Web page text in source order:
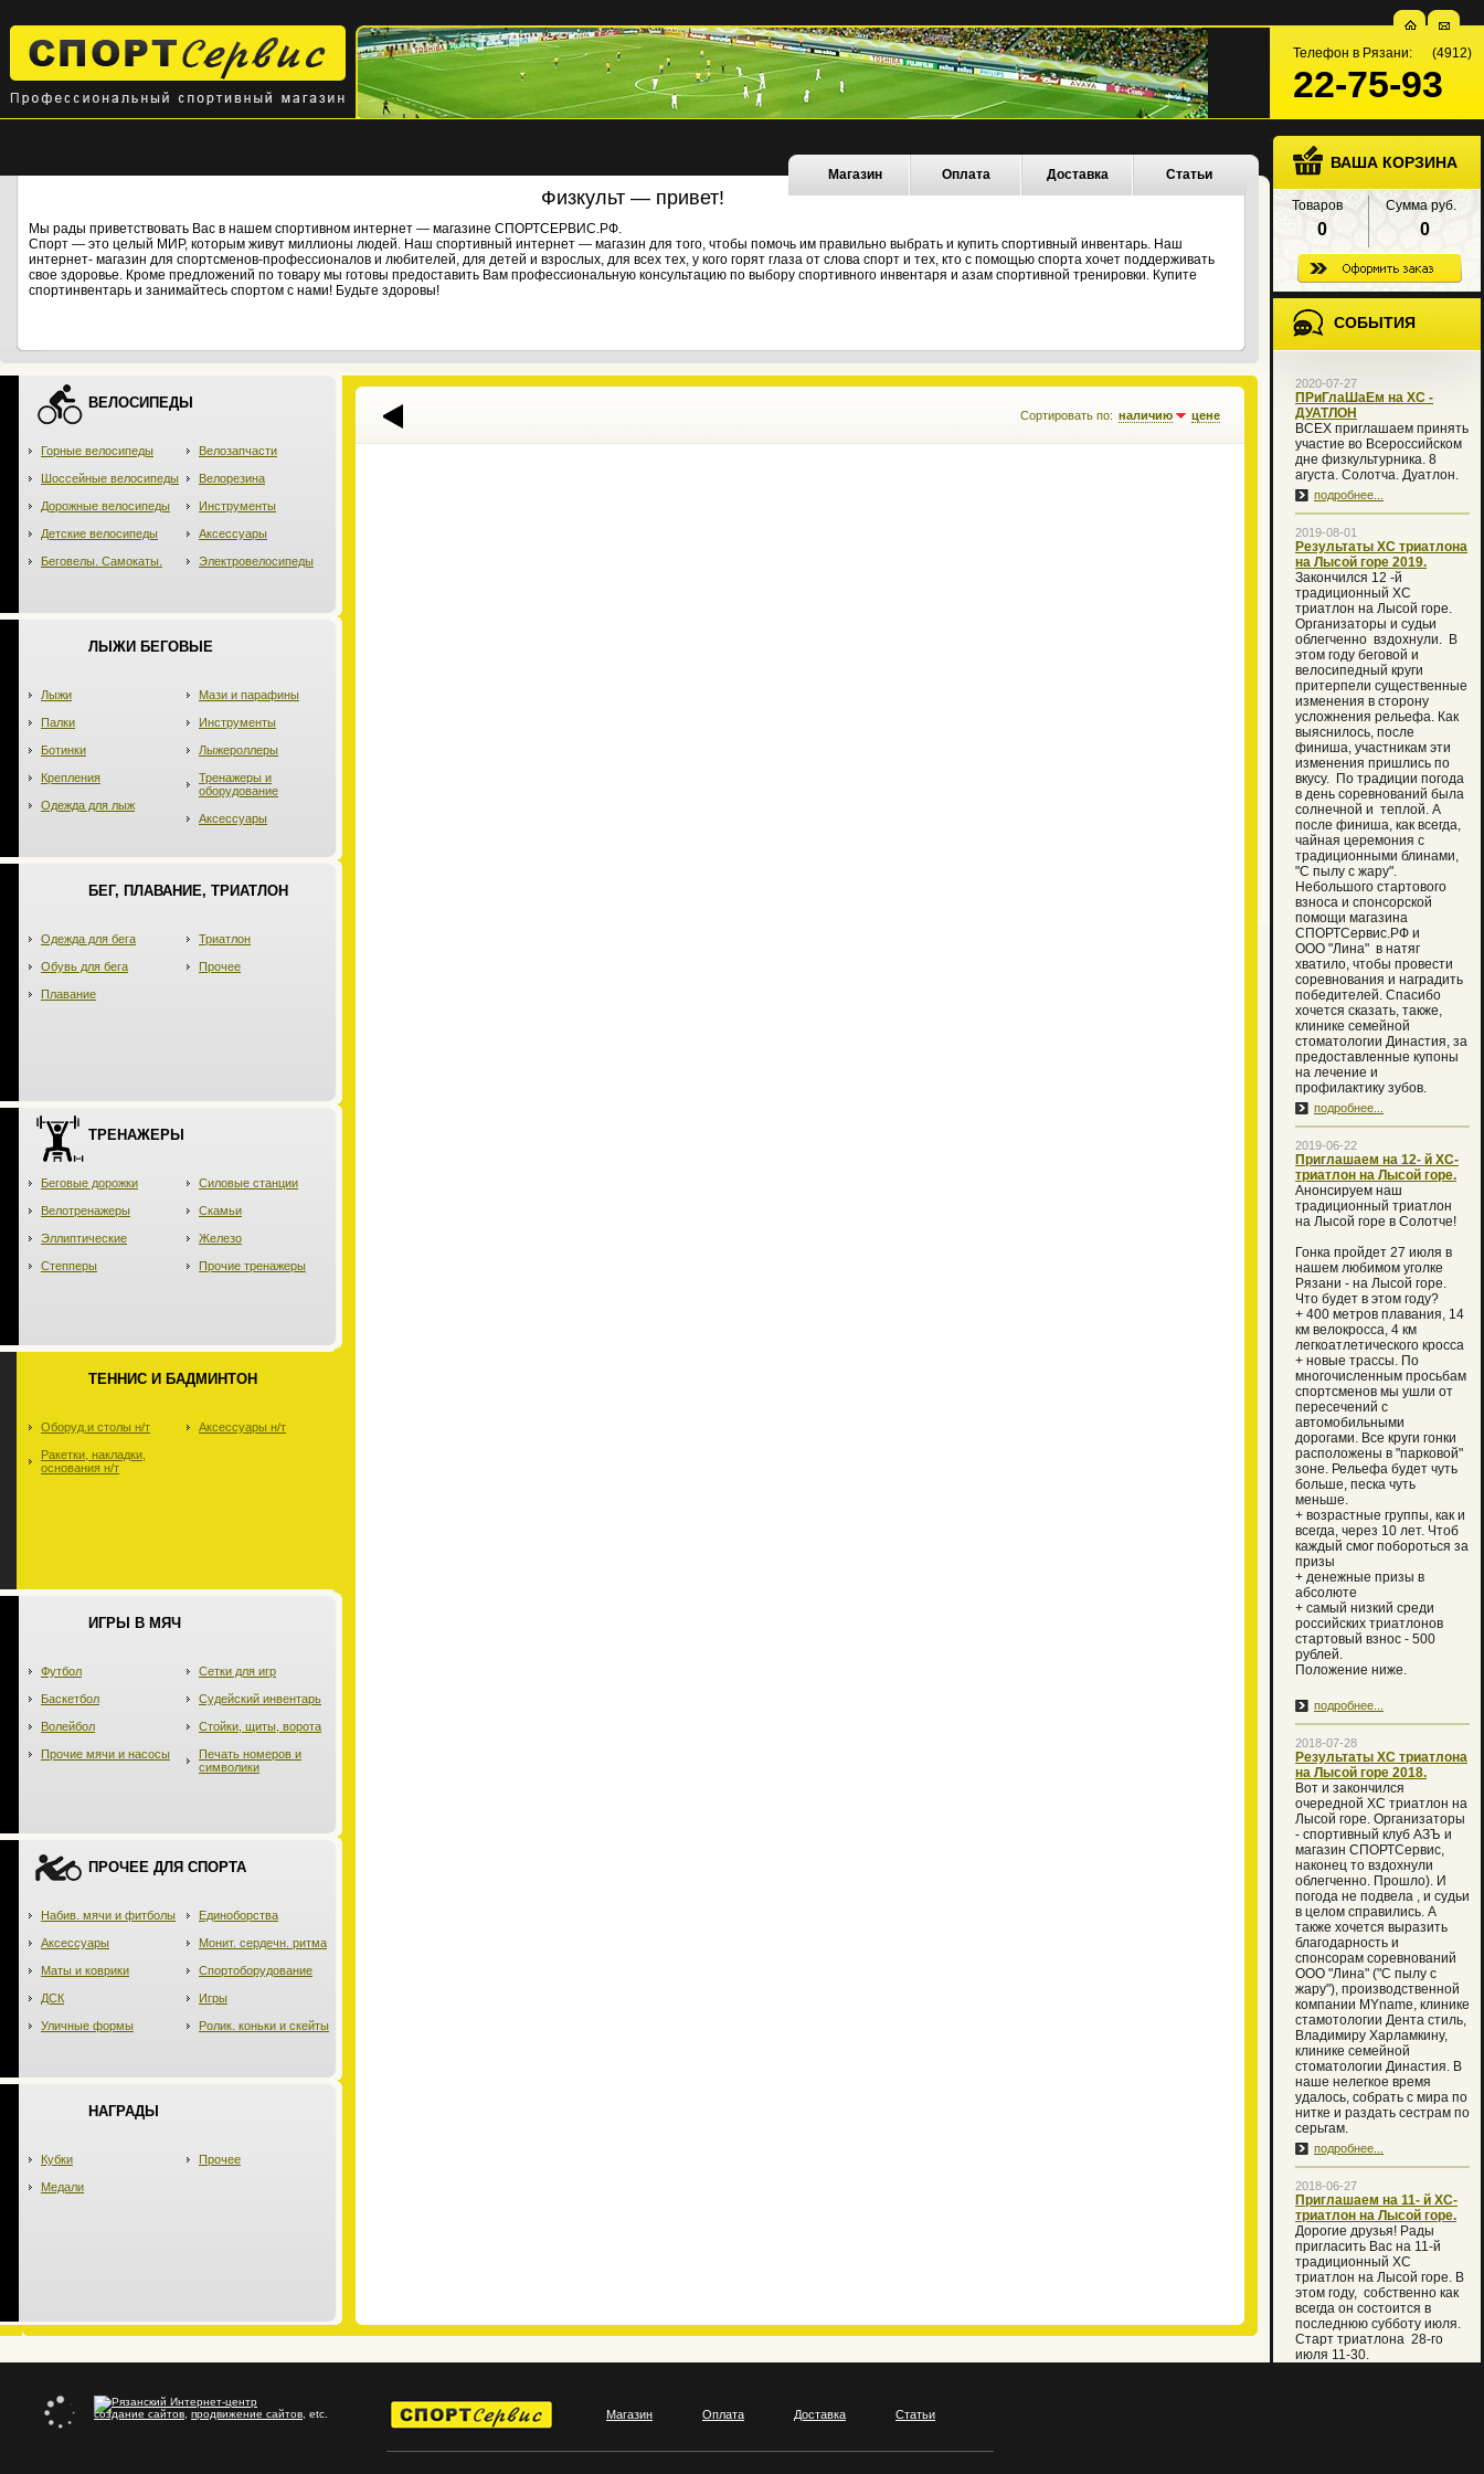
Телефон в Рязани: (4912)
22-75-93
ВАША КОРЗИНА
Товаров
0
Сумма руб.
0
СОБЫТИЯ
2020-07-27
ПРиГлаШаЕм на XC -
ДУАТЛОН
ВСЕХ приглашаем принять
участие во Всероссийском
дне физкультурника. 8
агуста. Солотча. Дуатлон.
подробнее...
2019-08-01
Результаты ХС триатлона
на Лысой горе 2019.
Закончился 12 -й
традиционный XC
триатлон на Лысой горе.
Организаторы и судьи
облегченно вздохнули. В
этом году беговой и
велосипедный круги
притерпели существенные
изменения в сторону
усложнения рельефа. Как
выяснилось, после
финиша, участникам эти
изменения пришлись по
вкусу. По традиции погода
в день соревнований была
солнечной и теплой. А
после финиша, как всегда,
чайная церемония с
традиционными блинами,
"С пылу с жару".
Небольшого стартового
взноса и спонсорской
помощи магазина
СПОРТСервис.РФ и
ООО "Лина" в натяг
хватило, чтобы провести
соревнования и наградить
победителей. Спасибо
хочется сказать, также,
клинике семейной
стоматологии Династия, за
предоставленные купоны
на лечение и
профилактику зубов.
подробнее...
2019-06-22
Приглашаем на 12- й XC-
триатлон на Лысой горе.
Анонсируем наш
традиционный триатлон
на Лысой горе в Солотче!
Гонка пройдет 27 июля в
нашем любимом уголке
Рязани - на Лысой горе.
Что будет в этом году?
+ 400 метров плавания, 14
км велокросса, 4 км
легкоатлетического кросса
+ новые трассы. По
многочисленным просьбам
спортсменов мы ушли от
пересечений с
автомобильными
дорогами. Все круги гонки
расположены в "парковой"
зоне. Рельефа будет чуть
больше, песка чуть
меньше.
+ возрастные группы, как и
всегда, через 10 лет. Чтоб
каждый смог побороться за
призы
+ денежные призы в
абсолюте
+ самый низкий среди
российских триатлонов
стартовый взнос - 500
рублей.
Положение ниже.
подробнее...
2018-07-28
Результаты ХС триатлона
на Лысой горе 2018.
Вот и закончился
очередной XC триатлон на
Лысой горе. Организаторы
- спортивный клуб АЗЪ и
магазин СПОРТСервис,
наконец то вздохнули
облегченно. Прошло). И
погода не подвела , и судьи
в целом справились. А
также хочется выразить
благодарность и
спонсорам соревнований
ООО "Лина" ("С пылу с
жару"), производственной
компании MYname, клинике
стамотологии Дента стиль,
Владимиру Харламкину,
клинике семейной
стоматологии Династия. В
наше нелегкое время
удалось, собрать с мира по
нитке и раздать сестрам по
серьгам.
подробнее...
2018-06-27
Приглашаем на 11- й XC-
триатлон на Лысой горе.
Дорогие друзья! Рады
пригласить Вас на 11-й
традиционный XC
триатлон на Лысой горе. В
этом году, собственно как
всегда он состоится в
последнюю субботу июля.
Старт триатлона 28-го
июля 11-30.
Магазин Оплата Доставка Статьи
Физкульт — привет!
Мы рады приветствовать Вас в нашем спортивном интернет — магазине СПОРТСЕРВИС.РФ.
Спорт — это целый МИР, которым живут миллионы людей. Наш спортивный интернет — магазин для того, чтобы помочь им правильно выбрать и купить спортивный инвентарь. Наш
интернет- магазин для спортсменов-профессионалов и любителей, для детей и взрослых, для всех тех, у кого горят глаза от слова спорт и тех, кто с помощью спорта хочет поддерживать
свое здоровье. Кроме предложений по товару мы готовы предоставить Вам профессиональную консультацию по выбору спортивного инвентаря и азам спортивной тренировки. Купите
спортинвентарь и занимайтесь спортом с нами! Будьте здоровы!
ВЕЛОСИПЕДЫ
Горные велосипеды
Шоссейные велосипеды
Дорожные велосипеды
Детские велосипеды
Беговелы. Самокаты.
Велозапчасти
Велорезина
Инструменты
Аксессуары
Электровелосипеды
ЛЫЖИ БЕГОВЫЕ
Лыжи
Палки
Ботинки
Крепления
Одежда для лыж
Мази и парафины
Инструменты
Лыжероллеры
Тренажеры и
оборудование
Аксессуары
БЕГ, ПЛАВАНИЕ, ТРИАТЛОН
Одежда для бега
Обувь для бега
Плавание
Триатлон
Прочее
ТРЕНАЖЕРЫ
Беговые дорожки
Велотренажеры
Эллиптические
Степперы
Силовые станции
Скамьи
Железо
Прочие тренажеры
ТЕННИС И БАДМИНТОН
Оборуд.и столы н/т
Ракетки, накладки,
основания н/т
Аксессуары н/т
ИГРЫ В МЯЧ
Футбол
Баскетбол
Волейбол
Прочие мячи и насосы
Сетки для игр
Судейский инвентарь
Стойки, щиты, ворота
Печать номеров и
символики
ПРОЧЕЕ ДЛЯ СПОРТА
Набив. мячи и фитболы
Аксессуары
Маты и коврики
ДСК
Уличные формы
Единоборства
Монит. сердечн. ритма
Спортоборудование
Игры
Ролик. коньки и скейты
НАГРАДЫ
Кубки
Медали
Прочее
Сортировать по: наличию цене
создание сайтов продвижение сайтов , etc. Магазин Оплата Доставка Статьи